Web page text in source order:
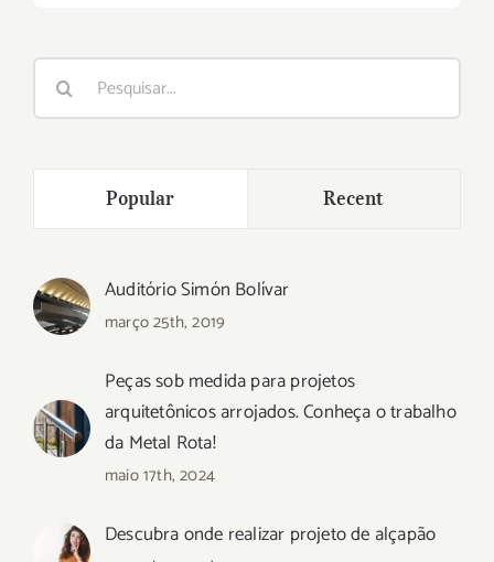
Buscar
resultados
Popular Recent
Auditório Simón Bolívar
março 25th, 2019
Peças sob medida para projetos
arquitetônicos arrojados. Conheça o trabalho
da Metal Rota!
maio 17th, 2024
Descubra onde realizar projeto de alçapão